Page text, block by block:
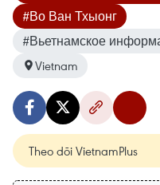
#Во Ван Тхыонг
#Вьетнамское
Vietnam
Theo dõi VietnamPlus